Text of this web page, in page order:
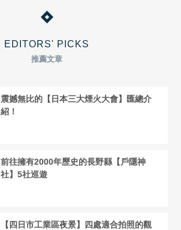
EDITORS' PICKS
推薦文章
震撼無比的【日本三大煙火大會】匯總介
紹！
前往擁有2000年歷史的長野縣【戶隱神
社】5社巡遊
【四日市工業區夜景】四處適合拍照的觀